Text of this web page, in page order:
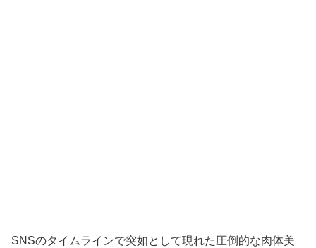
SNSのタイムラインで突如として現れた圧倒的な肉体美